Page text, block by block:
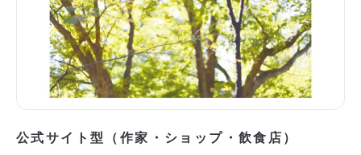
公式サイト型（作家・ショップ・飲食店）